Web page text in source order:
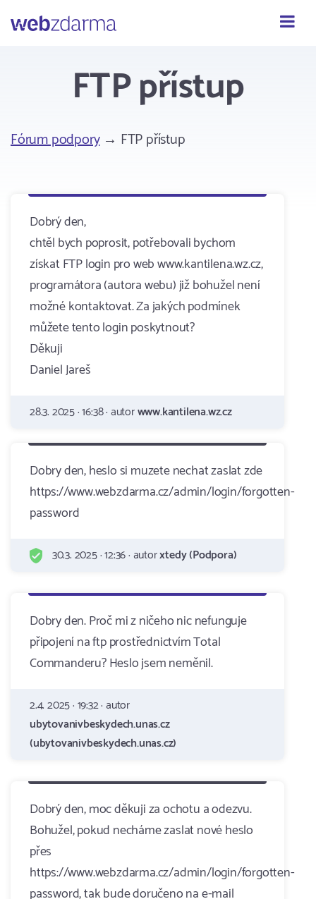
Webzdarma
FTP přístup
Fórum podpory→ FTP přístup
Dobrý den,
chtěl bych poprosit, potřebovali bychom
získat FTP login pro web www.kantilena.wz.cz,
programátora (autora webu) již bohužel není
možné kontaktovat. Za jakých podmínek
můžete tento login poskytnout?
Děkuji
Daniel Jareš
28.3. 2025 · 16:38 · autorwww.kantilena.wz.cz
Dobry den, heslo si muzete nechat zaslat zde
https://www.webzdarma.cz/admin/login/forgotten-
password
30.3. 2025 · 12:36 · autorxtedy (Podpora)
Dobry den. Proč mi z ničeho nic nefunguje
připojení na ftp prostřednictvím Total
Commanderu? Heslo jsem neměnil.
2.4. 2025 · 19:32 · autor
ubytovanivbeskydech.unas.cz
(ubytovanivbeskydech.unas.cz)
Dobrý den, moc děkuji za ochotu a odezvu.
Bohužel, pokud necháme zaslat nové heslo
přes
https://www.webzdarma.cz/admin/login/forgotten-
password, tak bude doručeno na e-mail